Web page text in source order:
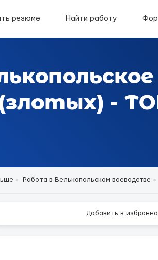
резюме Найти работу
-
Работа в Велькопольском воеводстве
Добавить в